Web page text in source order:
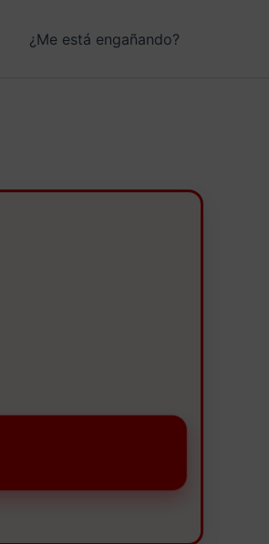
¿Me está engañando?